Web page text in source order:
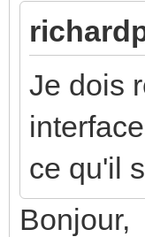
Je dois
ce qu'il
Bonjour,